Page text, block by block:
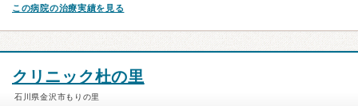
この病院の治療実績を見る
クリニック杜の里
石川県金沢市もりの里